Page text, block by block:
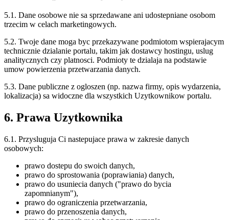
5.1. Dane osobowe nie sa sprzedawane ani udostepniane osobom
trzecim w celach marketingowych.
5.2. Twoje dane moga byc przekazywane podmiotom wspierajacym
technicznie dzialanie portalu, takim jak dostawcy hostingu, uslug
analitycznych czy platnosci. Podmioty te dzialaja na podstawie
umow powierzenia przetwarzania danych.
5.3. Dane publiczne z ogloszen (np. nazwa firmy, opis wydarzenia,
lokalizacja) sa widoczne dla wszystkich Uzytkownikow portalu.
6. Prawa Uzytkownika
6.1. Przysluguja Ci nastepujace prawa w zakresie danych
osobowych:
prawo dostepu do swoich danych,
prawo do sprostowania (poprawiania) danych,
prawo do usuniecia danych ("prawo do bycia
zapomnianym"),
prawo do ograniczenia przetwarzania,
prawo do przenoszenia danych,